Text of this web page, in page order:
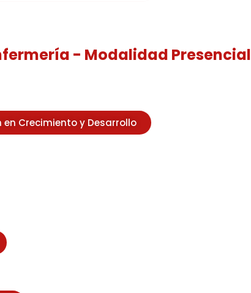
- Modalidad Presencial
Crecimiento y Desarrollo